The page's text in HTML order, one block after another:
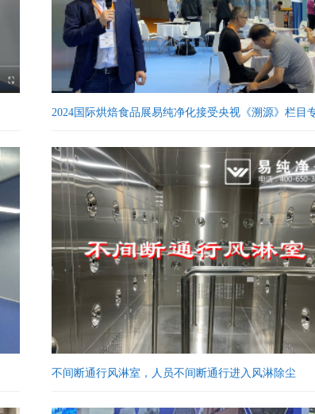
2024国际烘焙食品展易纯净化接受央视《溯源》栏目
不间断通行风淋室，人员不间断通行进入风淋除尘